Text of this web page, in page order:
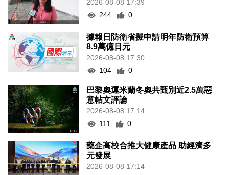
2026-08-08 17:39
244
0
據報日防衛省擬申請明年防衛預算
8.9萬億日元
2026-08-08 17:30
104
0
巴黎奧運米蘭冬奧共甄別近2.5萬惡
意帖文評論
2026-08-08 17:14
111
0
藥企高校合推大健康產品 助經濟多
元發展
2026-08-08 17:14